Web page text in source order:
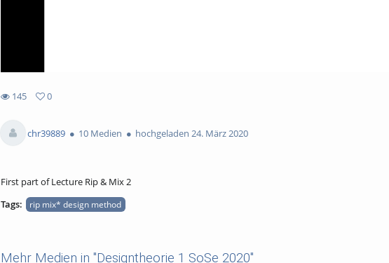
145
views
0
favorites
chr39889
10 Medien hochgeladen 24. März 2020
First part of Lecture Rip & Mix 2
Tags:
rip mix* design method
Mehr Medien in "Designtheorie 1 SoSe 2020"